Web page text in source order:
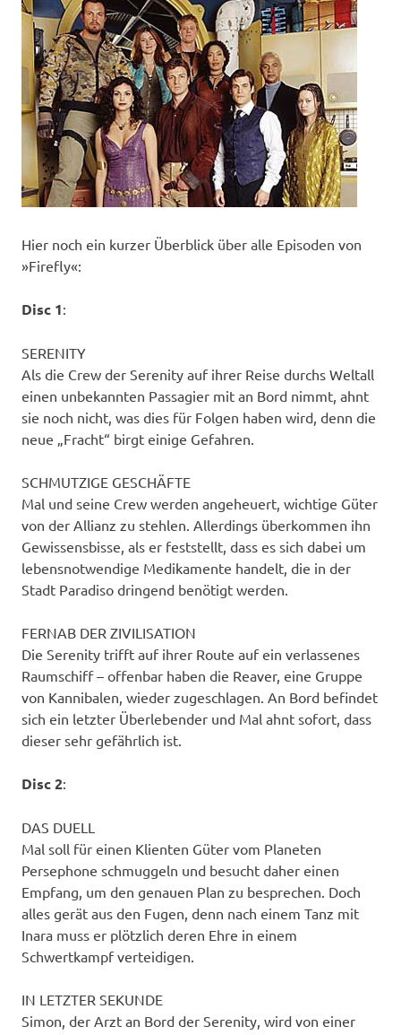
Hier noch ein kurzer Überblick über alle Episoden von
»Firefly«:
Disc 1:
SERENITY
Als die Crew der Serenity auf ihrer Reise durchs Weltall
einen unbekannten Passagier mit an Bord nimmt, ahnt
sie noch nicht, was dies für Folgen haben wird, denn die
neue „Fracht“ birgt einige Gefahren.
SCHMUTZIGE GESCHÄFTE
Mal und seine Crew werden angeheuert, wichtige Güter
von der Allianz zu stehlen. Allerdings überkommen ihn
Gewissensbisse, als er feststellt, dass es sich dabei um
lebensnotwendige Medikamente handelt, die in der
Stadt Paradiso dringend benötigt werden.
FERNAB DER ZIVILISATION
Die Serenity trifft auf ihrer Route auf ein verlassenes
Raumschiff – offenbar haben die Reaver, eine Gruppe
von Kannibalen, wieder zugeschlagen. An Bord befindet
sich ein letzter Überlebender und Mal ahnt sofort, dass
dieser sehr gefährlich ist.
Disc 2:
DAS DUELL
Mal soll für einen Klienten Güter vom Planeten
Persephone schmuggeln und besucht daher einen
Empfang, um den genauen Plan zu besprechen. Doch
alles gerät aus den Fugen, denn nach einem Tanz mit
Inara muss er plötzlich deren Ehre in einem
Schwertkampf verteidigen.
IN LETZTER SEKUNDE
Simon, der Arzt an Bord der Serenity, wird von einer